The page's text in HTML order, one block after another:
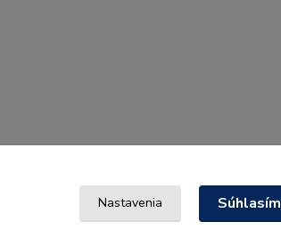
Nastavenia Súhlasím